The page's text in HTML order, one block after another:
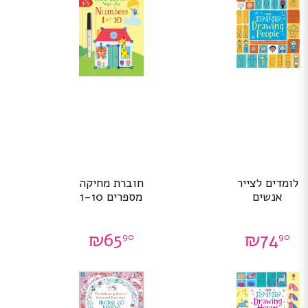
לומדים לצייר
אנשים
₪7490
חוברת מחיקה
מספרים 1-10
₪6590